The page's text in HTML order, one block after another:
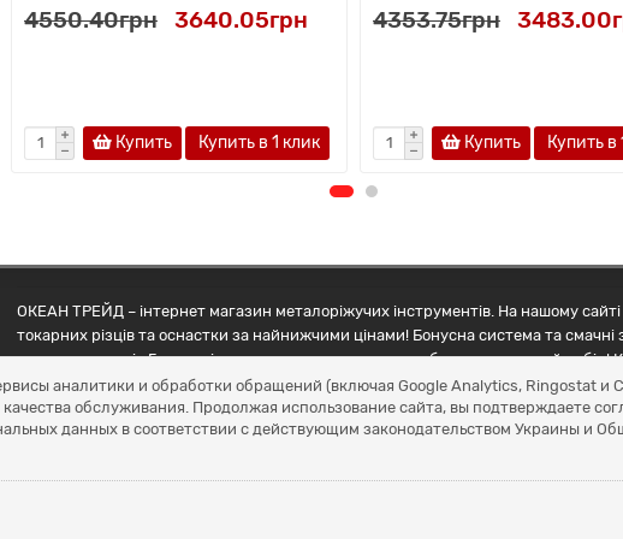
4550.40грн 3640.05грн
Купить Купить в 1 клик
4353.75грн
Купить Купить в
ОКЕАН ТРЕЙД – інтернет магазин металоріжучих інструментів. На нашому
токарних різців та оснастки за найнижчими цінами! Бонусна система та
наших партнерів Грамотні менеджери допоможуть зробити правильний вибір!
аналитики и обработки обращений (включая Google Analytics, Ringostat и
обслуживания. Продолжая использование сайта, вы подтверждаете
данных в соответствии с действующим законодательством Украины и